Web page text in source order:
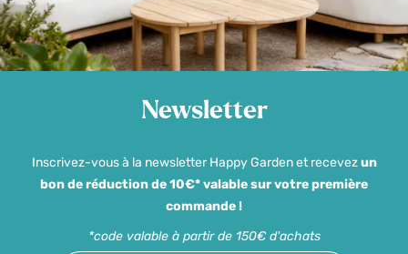
Newsletter
Inscrivez-vous à la newsletter Happy Garden et recevezun
bon de réduction de 10€* valable sur votre première
commande !
*code valable à partir de 150€ d'achats